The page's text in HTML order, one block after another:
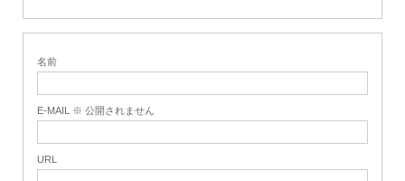
名前
E-MAIL ※ 公開されません
URL